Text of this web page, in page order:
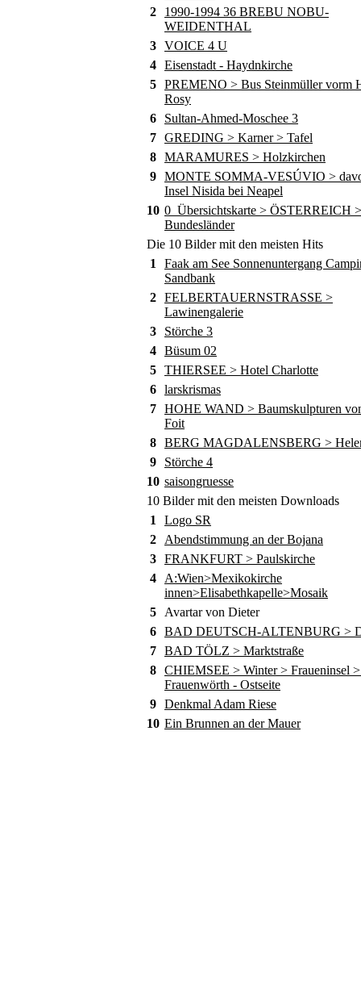
2
1990-1994 36 BREBU NOBU-
WEIDENTHAL
3 VOICE 4 U
4 Eisenstadt - Haydnkirche
5 PREMENO > Bus Steinmüller vorm
Rosy
6
Sultan-Ahmed-Moschee 3
7 GREDING > Karner > Tafel
8 MARAMURES > Holzkirchen
9 MONTE SOMMA-VESÚVIO >
Insel Nisida bei Neapel
10 0_Übersichtskarte > ÖSTERREICH >
Bundesländer
Die 10 Bilder mit den meisten Hits
1
Faak am See Sonnenuntergang
Sandbank
2 FELBERTAUERNSTRASSE >
Lawinengalerie
3
Störche 3
4 Büsum 02
5 THIERSEE > Hotel Charlotte
6 larskrismas
7 HOHE WAND > Baumskulpturen
Foit
8 BERG MAGDALENSBERG >
9
Störche 4
10 saisongruesse
10 Bilder mit den meisten Downloads
1
Logo SR
2
Abendstimmung an der Bojana
3 FRANKFURT > Paulskirche
4
A:Wien>Mexikokirche
innen>Elisabethkapelle>Mosaik
5
Avartar von Dieter
6 BAD DEUTSCH-ALTENBURG >
7 BAD TÖLZ > Marktstraße
8 CHIEMSEE > Winter > Fraueninsel
Frauenwörth - Ostseite
9 Denkmal Adam Riese
10 Ein Brunnen an der Mauer